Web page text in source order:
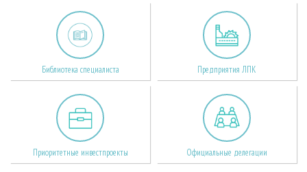
Библиотека специалиста Предприятия ЛПК
Приоритетные инвестпроекты Официальные делегации